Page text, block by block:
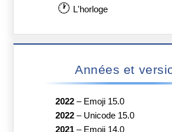
🕐 L'horloge
Années et
2022– Emoji 15.0
2022– Unicode 15.0
2021– Emoji 14.0